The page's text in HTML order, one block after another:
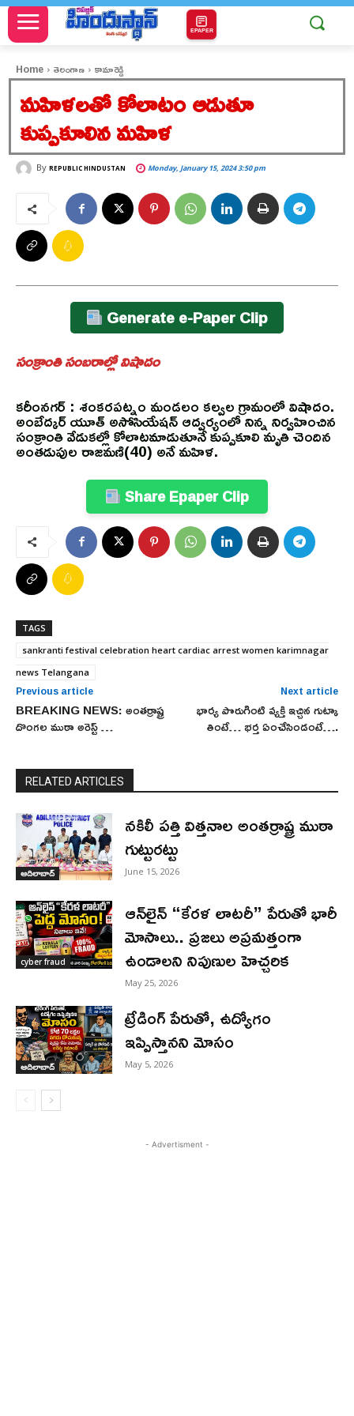
EPAPER
Home తెలంగాణ కామారెడ్డి
మహిళలతో కోలాటం ఆడుతూ
కుప్పకూలిన మహిళ
By REPUBLIC HINDUSTAN Monday, January 15, 2024 3:50 pm
Generate e-Paper Clip
సంక్రాంతి సంబరాల్లో విషాదం
కరీంనగర్ : శంకరపట్నం మండలం కల్వల గ్రామంలో విషాదం.
అంబేద్కర్ యూత్ అసోసియేషన్ ఆద్వర్యంలో నిన్న నిర్వహించిన
సంక్రాంతి వేడుకల్లో కోలాటమాడుతూనే కుప్పకూలి మృతి చెందిన
అంతడుపుల రాజమణి(40) అనే మహిళ.
Share Epaper Clip
TAGS
sankranti festival celebration heart cardiac arrest women karimnagar
news Telangana
Previous article
BREAKING NEWS: అంతర్రాష్ట్ర
దొంగల ముఠా అరెస్ట్ …
Next article
భార్య పొరుగింటి వ్యక్తి ఇచ్చిన గుట్కా
తింటే… భర్త ఏంచేసిండంటే….
RELATED ARTICLES
ఆదిలాబాద్
నకిలీ పత్తి విత్తనాల అంతర్రాష్ట్ర ముఠా
గుట్టురట్టు
June 15, 2026
cyber fraud
ఆన్‌లైన్ “కేరళ లాటరీ” పేరుతో భారీ
మోసాలు.. ప్రజలు అప్రమత్తంగా
ఉండాలని నిపుణుల హెచ్చరిక
May 25, 2026
ఆదిలాబాద్
ట్రేడింగ్ పేరుతో, ఉద్యోగం
ఇప్పిస్తానని మోసం
May 5, 2026
- Advertisment -